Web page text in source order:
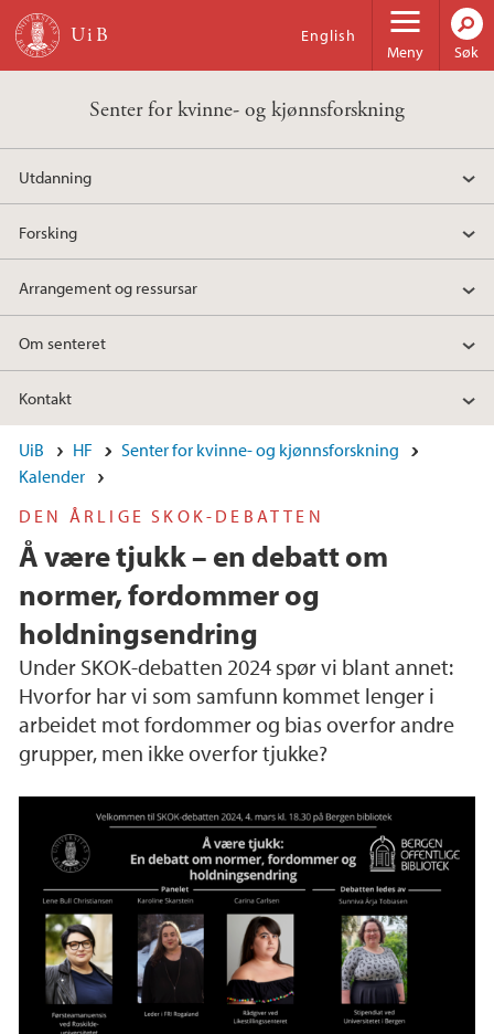
Hopp til hovedinnhold
Meny
English
Søk
Senter for kvinne- og kjønnsforskning
Utdanning
Forsking
Arrangement og ressursar
Om senteret
Kontakt
UiB HF
Senter for kvinne- og kjønnsforskning
Kalender
DEN ÅRLIGE SKOK-DEBATTEN
Å være tjukk – en debatt om
normer, fordommer og
holdningsendring
Under SKOK-debatten 2024 spør vi blant annet:
Hvorfor har vi som samfunn kommet lenger i
arbeidet mot fordommer og bias overfor andre
grupper, men ikke overfor tjukke?